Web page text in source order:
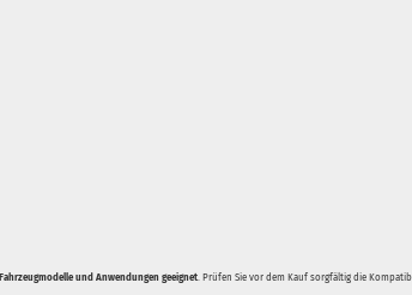
und Anwendungen geeignet. Prüfen Sie vor dem Kauf sorgfältig die